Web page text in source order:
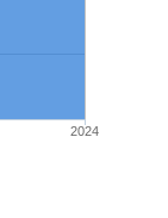
2024